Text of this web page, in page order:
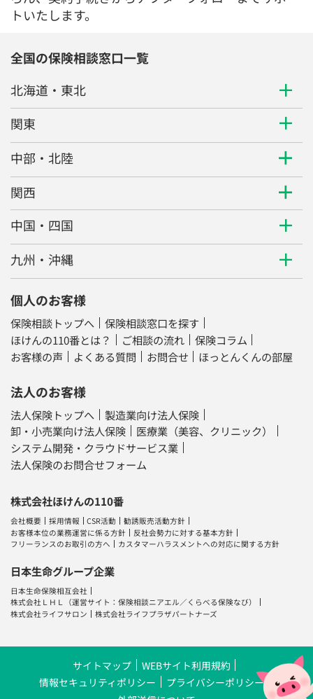
トいたします。
全国の保険相談窓口一覧
北海道・東北
関東
中部・北陸
関西
中国・四国
九州・沖縄
個人のお客様
保険相談トップへ
保険相談窓口を探す
ほけんの110番とは？
ご相談の流れ
保険コラム
お客様の声
よくある質問 お問合せ ほっとんくんの部屋
法人のお客様
法人保険トップへ
製造業向け法人保険
卸・小売業向け法人保険
医療業（美容、クリニック）
システム開発・クラウドサービス業
法人保険のお問合せフォーム
株式会社ほけんの110番
会社概要 採用情報 CSR活動
勧誘販売活動方針
お客様本位の業務運営に係る方針
反社会勢力に対する基本方針
フリーランスのお取引の方へ
カスタマーハラスメントへの対応に関する方針
日本生命グループ企業
日本生命保険相互会社
株式会社ＬＨＬ （運営サイト：保険相談ニアエル／ くらべる保険なび）
株式会社ライフサロン
株式会社ライフプラザパートナーズ
サイトマップ
WEBサイト利用規約
情報セキュリティポリシー
プライバシーポリシー